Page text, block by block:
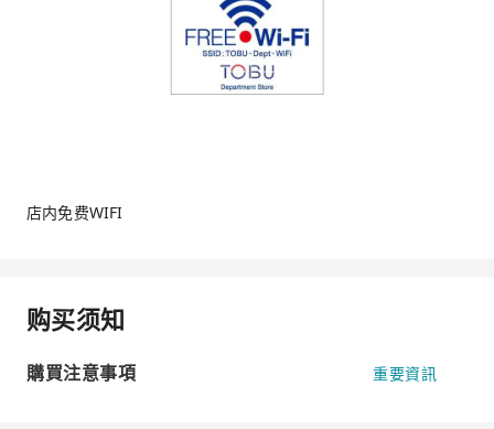
店内免费WIFI
购买须知
購買注意事項 重要資訊